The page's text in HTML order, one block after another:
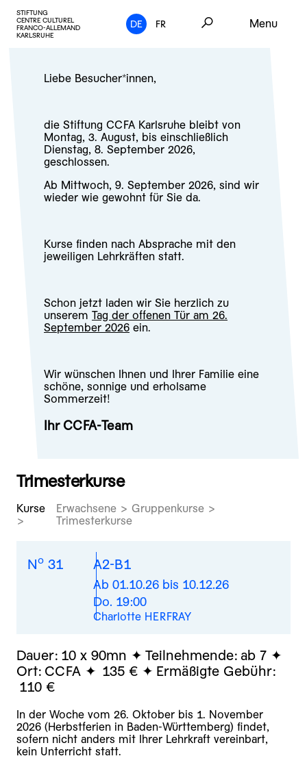
STIFTUNG
CENTRE CULTUREL
FRANCO-ALLEMAND
KARLSRUHE
DE FR Menu
Liebe Besucher*innen,
die Stiftung CCFA Karlsruhe bleibt von
Montag, 3. August, bis einschließlich
Dienstag, 8. September 2026,
geschlossen.
Ab Mittwoch, 9. September 2026, sind wir
wieder wie gewohnt für Sie da.
Kurse finden nach Absprache mit den
jeweiligen Lehrkräften statt.
Schon jetzt laden wir Sie herzlich zu
unserem Tag der offenen Tür am 26.
September 2026ein.
Wir wünschen Ihnen und Ihrer Familie eine
schöne, sonnige und erholsame
Sommerzeit!
Ihr CCFA-Team
Trimesterkurse
Kurse
Erwachsene > Gruppenkurse >
Trimesterkurse
No 31 A2-B1
Ab 01.10.26 bis 10.12.26
Do. 19:00
Charlotte HERFRAY
Dauer: 10 x 90mn Teilnehmende: ab 7
Ort: CCFA 135 €
Ermäßigte Gebühr:
110 €
In der Woche vom 26. Oktober bis 1. November
2026 (Herbstferien in Baden-Württemberg) findet,
sofern nicht anders mit Ihrer Lehrkraft vereinbart,
kein Unterricht statt.